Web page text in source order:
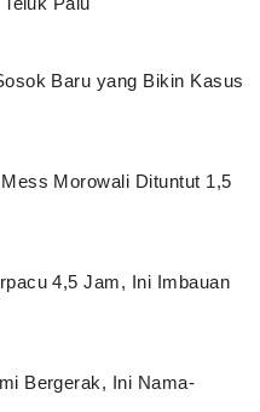
Baru yang Bikin Kasus
Morowali Dituntut 1,5
4,5 Jam, Ini Imbauan
Bergerak, Ini Nama-